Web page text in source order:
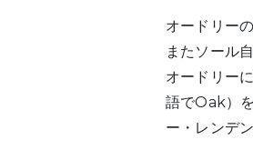
オードリー
またソール
オードリー
語でOak）
ー・レンデ